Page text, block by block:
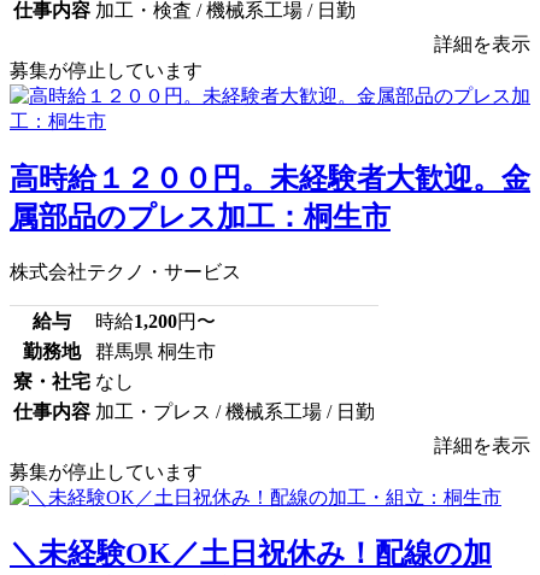
仕事内容 加工・検査 / 機械系工場 / 日勤
詳細を表示
募集が停止しています
高時給１２００円。未経験者大歓迎。金
属部品のプレス加工：桐生市
株式会社テクノ・サービス
給与 時給1,200円〜
勤務地
群馬県 桐生市
寮・社宅 なし
仕事内容 加工・プレス / 機械系工場 / 日勤
詳細を表示
募集が停止しています
＼未経験OK／土日祝休み！配線の加